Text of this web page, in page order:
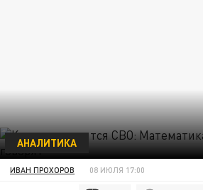
АНАЛИТИКА
ИВАН ПРОХОРОВ 08 ИЮЛЯ 17:00